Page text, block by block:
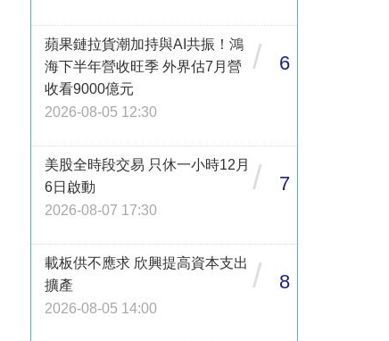
蘋果鏈拉貨潮加持與AI共振！鴻
海下半年營收旺季 外界估7月營
收看9000億元
2026-08-05 12:30
/ 6
美股全時段交易 只休一小時12月
6日啟動
2026-08-07 17:30
/ 7
載板供不應求 欣興提高資本支出
擴產
2026-08-05 14:00
/ 8